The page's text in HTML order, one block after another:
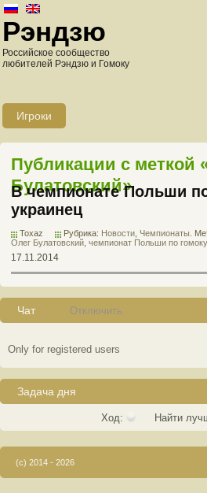
Рэндзю
Российское сообщество
любителей Рэндзю и Гомоку
Игроки
Публикации с меткой
Булатовский»
В чемпионате Польши
украинец
Toxaz Рубрика: Новости Чемпионаты .
Олег Булатовский чемпионат Польши по гомоку
17.11.2014
Чат Отключить
Only for registered users
Задача дня
Ход: Найти
(c) 2014 - 2026